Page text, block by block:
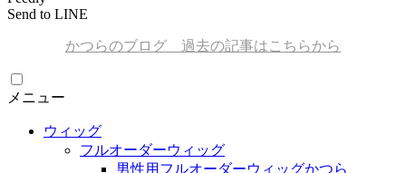
Send to LINE
かつらのブログ 過去の記事はこちらから
メニュー
ウィッグ
フルオーダーウィッグ
男性用フルオーダーウィッグかつら